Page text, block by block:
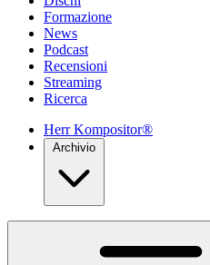
Formazione
News
Podcast
Recensioni
Streaming
Ricerca
Herr Kompositor®
Archivio